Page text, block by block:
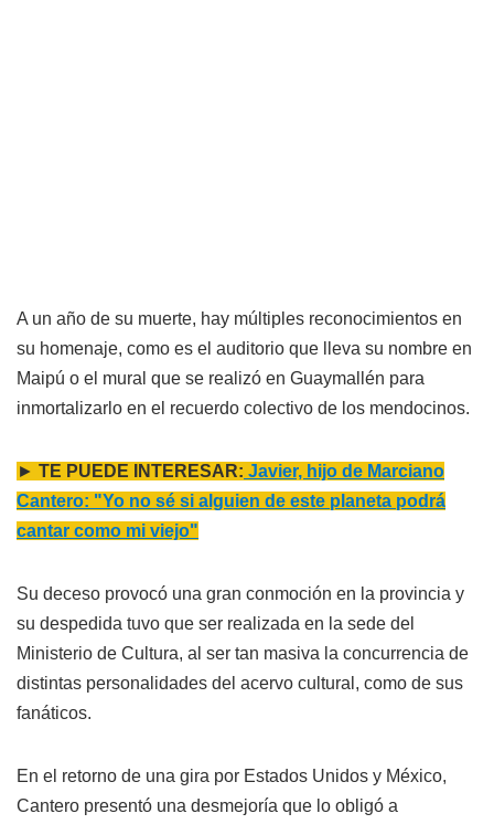
A un año de su muerte, hay múltiples reconocimientos en
su homenaje, como es el auditorio que lleva su nombre en
Maipú o el mural que se realizó en Guaymallén para
inmortalizarlo en el recuerdo colectivo de los mendocinos.
► TE PUEDE INTERESAR: Javier, hijo de Marciano
Cantero: "Yo no sé si alguien de este planeta podrá
cantar como mi viejo"
Su deceso provocó una gran conmoción en la provincia y
su despedida tuvo que ser realizada en la sede del
Ministerio de Cultura, al ser tan masiva la concurrencia de
distintas personalidades del acervo cultural, como de sus
fanáticos.
En el retorno de una gira por Estados Unidos y México,
Cantero presentó una desmejoría que lo obligó a